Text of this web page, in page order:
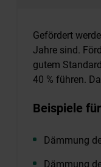
Gefördert
Jahre sind.
gutem
40 % führen.
Beispiele
Dämmung
Dämmung